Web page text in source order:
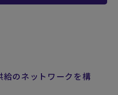
のネットワークを構